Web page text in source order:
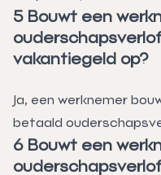
5 Bouwt een
vakantiegeld op?
Ja, een werknemer
betaald
6 Bouwt een